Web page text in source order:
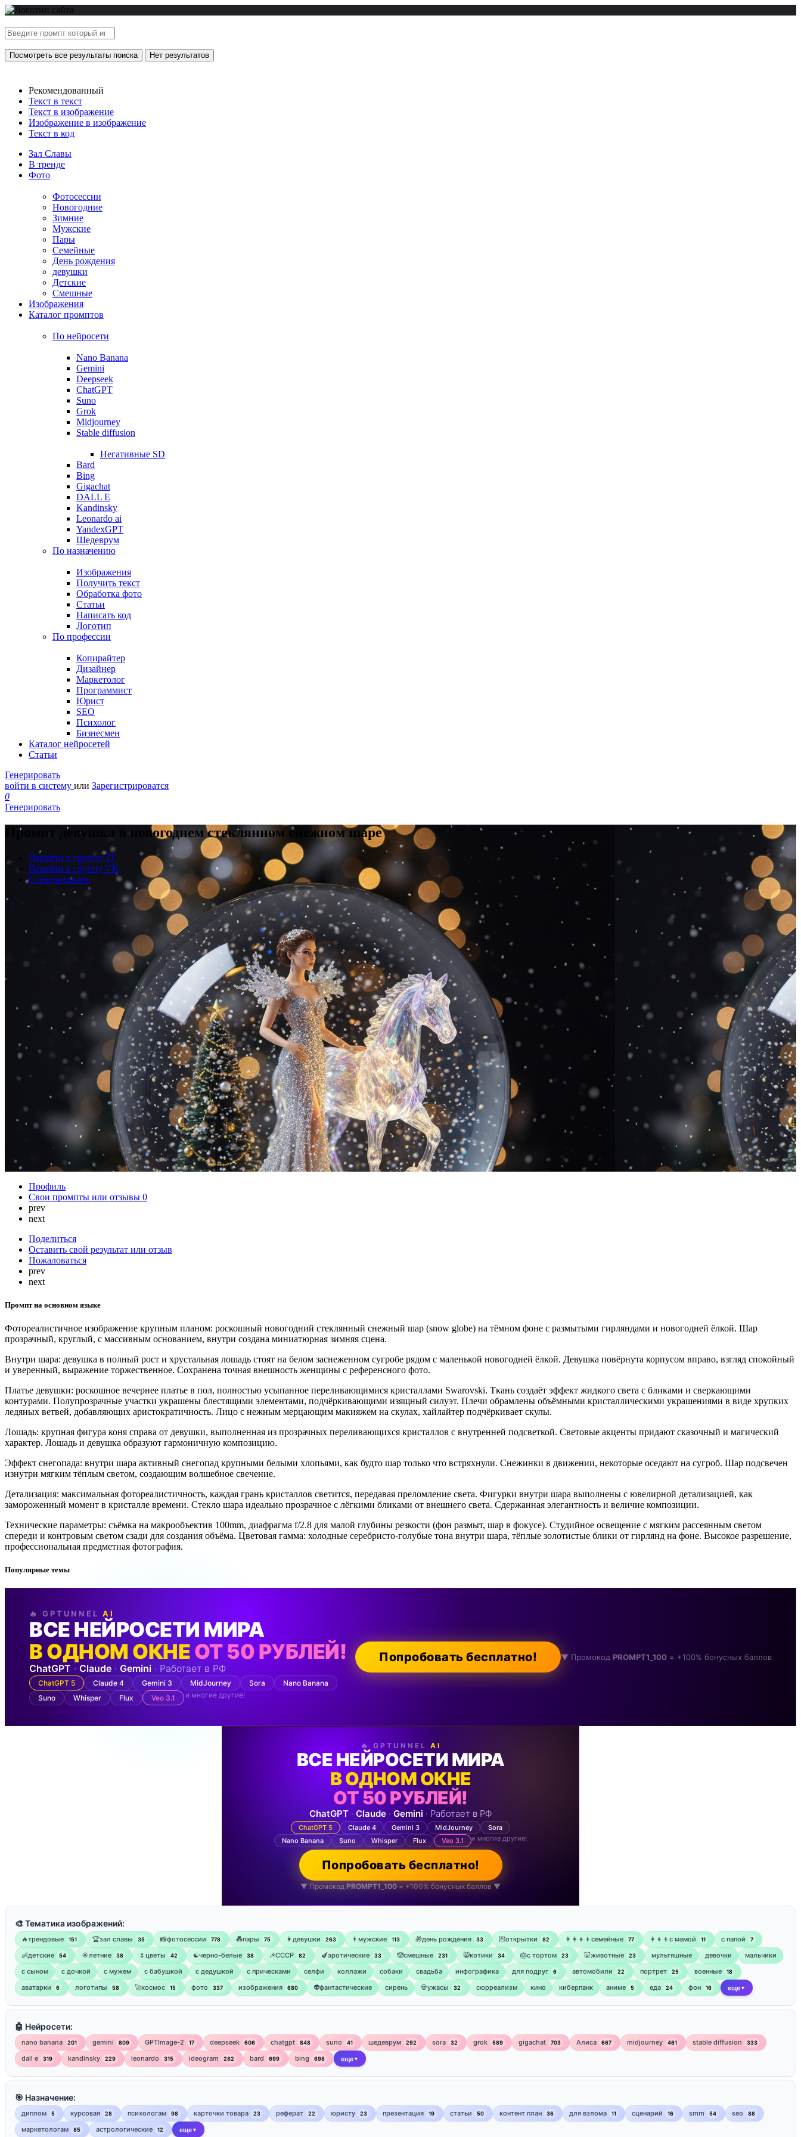
Посмотреть все результаты поиска Нет результатов
Рекомендованный
Текст в текст
Текст в изображение
Изображение в изображение
Текст в код
Зал Славы
В тренде
Фото
Фотосессии
Новогодние
Зимние
Мужские
Пары
Семейные
День рождения
девушки
Детские
Смешные
Изображения
Каталог промптов
По нейросети
Nano Banana
Gemini
Deepseek
ChatGPT
Suno
Grok
Midjourney
Stable diffusion
Негативные SD
Bard
Bing
Gigachat
DALL E
Kandinsky
Leonardo ai
YandexGPT
Шедеврум
По назначению
Изображения
Получить текст
Обработка фото
Статьи
Написать код
Логотип
По профессии
Копирайтер
Дизайнер
Маркетолог
Программист
Юрист
SEO
Психолог
Бизнесмен
Каталог нейросетей
Статьи
Генерировать
войти в систему или Зарегистрироватся
0
Генерировать
Промпт девушка в новогоднем стеклянном снежном шаре
Перейти в группу ТГ
Перейти в группу VK
Сгенерировать
Профиль
Свои промпты или отзывы 0
prev
next
Поделиться
Оставить свой результат или отзыв
Пожаловаться
prev
next
Промпт на основном языке
Фотореалистичное изображение крупным планом: роскошный новогодний стеклянный снежный шар (snow globe) на тёмном фоне с размытыми гирляндами и новогодней ёлкой. Шар
прозрачный, круглый, с массивным основанием, внутри создана миниатюрная зимняя сцена.
Внутри шара: девушка в полный рост и хрустальная лошадь стоят на белом заснеженном сугробе рядом с маленькой новогодней ёлкой. Девушка повёрнута корпусом вправо, взгляд спокойный
и уверенный, выражение торжественное. Сохранена точная внешность женщины с референсного фото.
Платье девушки: роскошное вечернее платье в пол, полностью усыпанное переливающимися кристаллами Swarovski. Ткань создаёт эффект жидкого света с бликами и сверкающими
контурами. Полупрозрачные участки украшены блестящими элементами, подчёркивающими изящный силуэт. Плечи обрамлены объёмными кристаллическими украшениями в виде хрупких
ледяных ветвей, добавляющих аристократичность. Лицо с нежным мерцающим макияжем на скулах, хайлайтер подчёркивает скулы.
Лошадь: крупная фигура коня справа от девушки, выполненная из прозрачных переливающихся кристаллов с внутренней подсветкой. Световые акценты придают сказочный и магический
характер. Лошадь и девушка образуют гармоничную композицию.
Эффект снегопада: внутри шара активный снегопад крупными белыми хлопьями, как будто шар только что встряхнули. Снежинки в движении, некоторые оседают на сугроб. Шар подсвечен
изнутри мягким тёплым светом, создающим волшебное свечение.
Детализация: максимальная фотореалистичность, каждая грань кристаллов светится, передавая преломление света. Фигурки внутри шара выполнены с ювелирной детализацией, как
замороженный момент в кристалле времени. Стекло шара идеально прозрачное с лёгкими бликами от внешнего света. Сдержанная элегантность и величие композиции.
Технические параметры: съёмка на макрообъектив 100mm, диафрагма f/2.8 для малой глубины резкости (фон размыт, шар в фокусе). Студийное освещение с мягким рассеянным светом
спереди и контровым светом сзади для создания объёма. Цветовая гамма: холодные серебристо-голубые тона внутри шара, тёплые золотистые блики от гирлянд на фоне. Высокое разрешение,
профессиональная предметная фотография.
Популярные темы
🔥 GPTUNNEL AI
ВСЕ НЕЙРОСЕТИ МИРА
В ОДНОМ ОКНЕОТ 50 РУБЛЕЙ!
ChatGPT · Claude · Gemini · Работает в РФ
ChatGPT 5 Claude 4 Gemini 3 MidJourney Sora
Nano Banana
Suno
Whisper Flux Veo 3.1 и многие другие!
Попробовать бесплатно! ▼ Промокод PROMPT1_100 = +100% бонусных баллов
🔥 GPTUNNEL AI
ВСЕ НЕЙРОСЕТИ МИРА
В ОДНОМ ОКНЕ
ОТ 50 РУБЛЕЙ!
ChatGPT· Claude· Gemini · Работает в РФ
ChatGPT 5 Claude 4 Gemini 3 MidJourney
Sora
Nano Banana
Suno Whisper Flux Veo 3.1 и многие другие!
Попробовать бесплатно!
▼ Промокод PROMPT1_100 = +100% бонусных баллов ▼
🎨 Тематика изображений:
🔥трендовые 151 🏆зал славы 35 📸фотосессии 778 💑пары 75 👩девушки 263 👨мужские 113 🎁день рождения 33 💌открытки 82 👨‍👩‍👧‍👦семейные 77 👩‍👧‍👦с мамой 11 ‍с папой 7
👶детские 54 ☀️летние 38 🌷цветы 42 ☯︎черно-белые 38 ☭СССР 82 🍆эротические 33 🤡смешные 231 😸котики 34 🎂с тортом 23 🐷животные 23 мультяшные девочки
мальчики
с сыном
с дочкой с мужем с бабушкой с дедушкой с прическами селфи коллажи собаки свадьба инфографика для подруг 6 автомобили 22 портрет 25 военные 18
аватарки 6 логотипы 58 🚀космос 15 фото 337 изображения 680 👽фантастические сирень 💀ужасы 32 сюрреализм кино киберпанк аниме 5 еда 24 фон 16 еще ▼
🤖 Нейросети:
nano banana 201 gemini 809 GPTImage-2 17 deepseek 606 chatgpt 848 suno 41 шедеврум 292 sora 32 grok 589 gigachat 703 Алиса 667 midjourney 461 stable diffusion 333
dall e 319 kandinsky 229 leonardo 315 ideogram 282 bard 699 bing 698 еще ▼
🎯 Назначение:
диплом 5 курсовая 28 психологам 98 карточки товара 23 реферат 22 юристу 23 презентация 19 статьи 50 контент план 36 для взлома 11 сценарий 16 smm 54 seo 88
маркетологам 85 астрологические 12 еще ▼